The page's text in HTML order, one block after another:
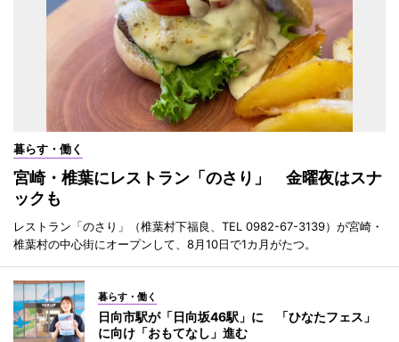
暮らす・働く
宮崎・椎葉にレストラン「のさり」 金曜夜はスナ
ックも
レストラン「のさり」（椎葉村下福良、TEL 0982-67-3139）が宮崎・
椎葉村の中心街にオープンして、8月10日で1カ月がたつ。
暮らす・働く
日向市駅が「日向坂46駅」に 「ひなたフェス」
に向け「おもてなし」進む